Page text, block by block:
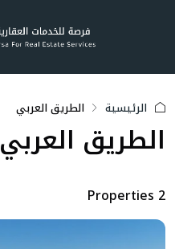
الرئيسية الطريق العربي
الطريق العربي
2 Properties